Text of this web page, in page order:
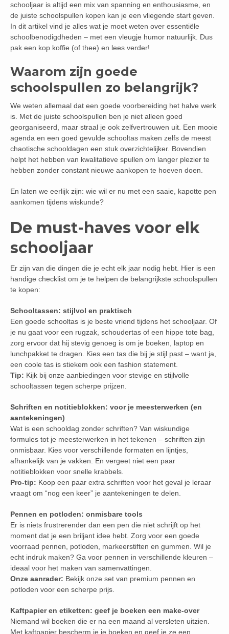
schooljaar is altijd een mix van spanning en enthousiasme, en
de juiste schoolspullen kopen kan je een vliegende start geven.
In dit artikel vind je alles wat je moet weten over essentiële
schoolbenodigdheden – met een vleugje humor natuurlijk. Dus
pak een kop koffie (of thee) en lees verder!
Waarom zijn goede
schoolspullen zo belangrijk?
We weten allemaal dat een goede voorbereiding het halve werk
is. Met de juiste schoolspullen ben je niet alleen goed
georganiseerd, maar straal je ook zelfvertrouwen uit. Een mooie
agenda en een goed gevulde schooltas maken zelfs de meest
chaotische schooldagen een stuk overzichtelijker. Bovendien
helpt het hebben van kwalitatieve spullen om langer plezier te
hebben zonder constant nieuwe aankopen te hoeven doen.
En laten we eerlijk zijn: wie wil er nu met een saaie, kapotte pen
aankomen tijdens wiskunde?
De must-haves voor elk
schooljaar
Er zijn van die dingen die je echt elk jaar nodig hebt. Hier is een
handige checklist om je te helpen de belangrijkste schoolspullen
te kopen:
Schooltassen: stijlvol en praktisch
Een goede schooltas is je beste vriend tijdens het schooljaar. Of
je nu gaat voor een rugzak, schoudertas of een hippe tote bag,
zorg ervoor dat hij stevig genoeg is om je boeken, laptop en
lunchpakket te dragen. Kies een tas die bij je stijl past – want ja,
een coole tas is stiekem ook een fashion statement.
Tip: Kijk bij onze aanbiedingen voor stevige en stijlvolle
schooltassen tegen scherpe prijzen.
Schriften en notitieblokken: voor je meesterwerken (en
aantekeningen)
Wat is een schooldag zonder schriften? Van wiskundige
formules tot je meesterwerken in het tekenen – schriften zijn
onmisbaar. Kies voor verschillende formaten en lijntjes,
afhankelijk van je vakken. En vergeet niet een paar
notitieblokken voor snelle krabbels.
Pro-tip: Koop een paar extra schriften voor het geval je leraar
vraagt om “nog een keer” je aantekeningen te delen.
Pennen en potloden: onmisbare tools
Er is niets frustrerender dan een pen die niet schrijft op het
moment dat je een briljant idee hebt. Zorg voor een goede
voorraad pennen, potloden, markeerstiften en gummen. Wil je
echt indruk maken? Ga voor pennen in verschillende kleuren –
ideaal voor het maken van samenvattingen.
Onze aanrader: Bekijk onze set van premium pennen en
potloden voor een scherpe prijs.
Kaftpapier en etiketten: geef je boeken een make-over
Niemand wil boeken die er na een maand al versleten uitzien.
Met kaftpapier bescherm je je boeken en geef je ze een